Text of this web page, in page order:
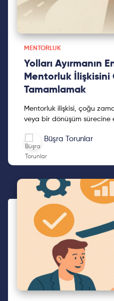
MENTORLUK
Yolları Ayırmanın
Mentorluk İlişkisini
Tamamlamak
Mentorluk ilişkisi, çoğu
veya bir dönüşüm sürecine
Büşra Torunlar